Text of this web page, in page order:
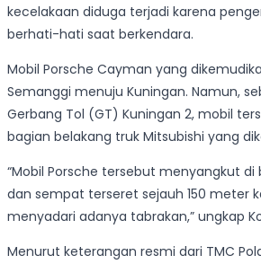
kecelakaan diduga terjadi karena
berhati-hati saat berkendara.
Mobil Porsche Cayman yang
Semanggi menuju Kuningan. Namun,
Gerbang Tol (GT) Kuningan 2, mobil
bagian belakang truk Mitsubishi yang
“Mobil Porsche tersebut menyangkut
dan sempat terseret sejauh 150 meter
menyadari adanya tabrakan,” ungkap
Menurut keterangan resmi dari TMC